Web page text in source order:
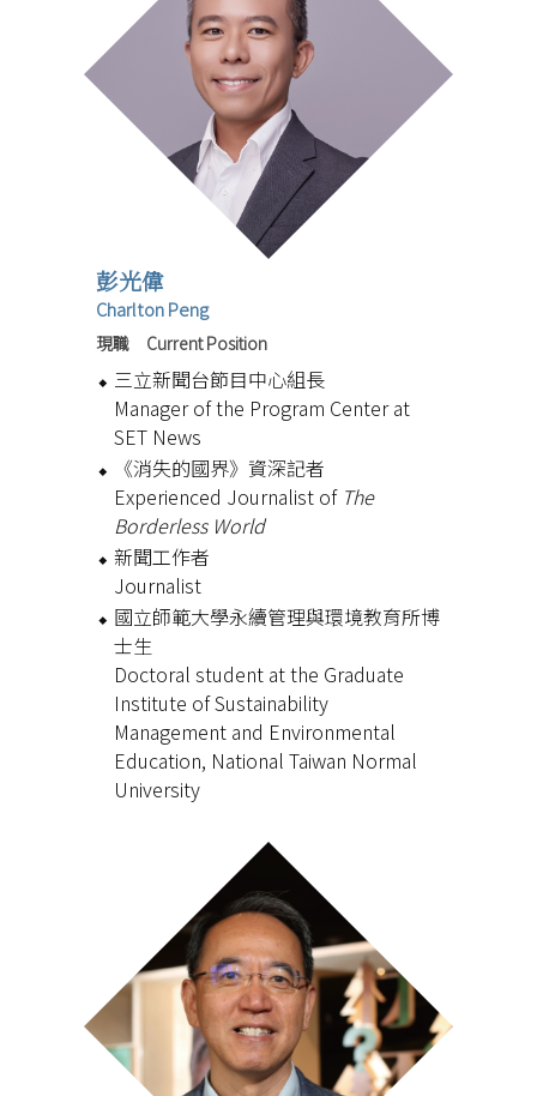
彭光偉
Charlton Peng
現職 Current Position
三立新聞台節目中心組長
Manager of the Program Center at
SET News
《消失的國界》資深記者
Experienced Journalist of The
Borderless World
新聞工作者
Journalist
國立師範大學永續管理與環境教育所博
士生
Doctoral student at the Graduate
Institute of Sustainability
Management and Environmental
Education, National Taiwan Normal
University